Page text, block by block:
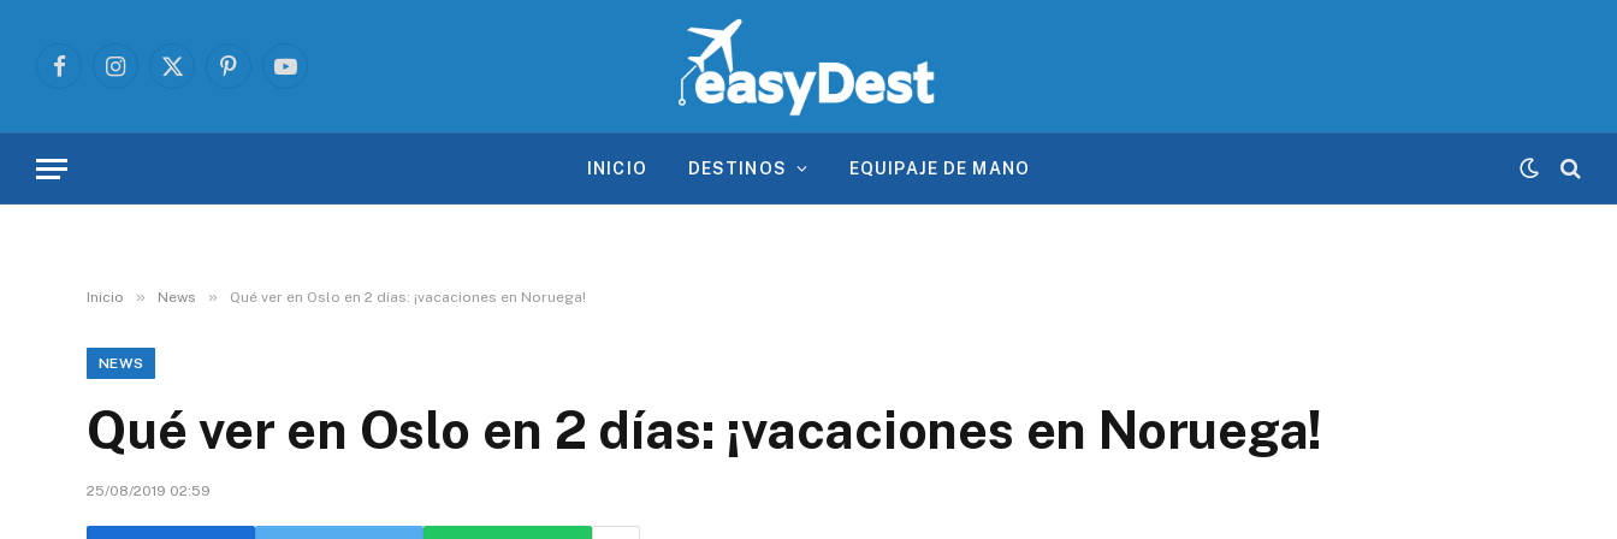
FacebookInstagram
X
PinterestYouTube
INICIO DESTINOS EQUIPAJE DE MANO
Inicio » News » Qué ver en Oslo en 2 días: ¡vacaciones en Noruega!
NEWS
Qué ver en Oslo en 2 días: ¡vacaciones en Noruega!
25/08/2019 02:59